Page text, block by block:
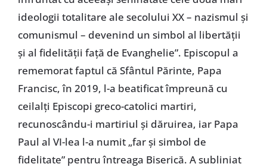
ideologii totalitare ale secolului XX – nazismul și
comunismul – devenind un simbol al libertății
și al fidelității față de Evanghelie”. Episcopul a
rememorat faptul că Sfântul Părinte, Papa
Francisc, în 2019, l-a beatificat împreună cu
ceilalți Episcopi greco-catolici martiri,
recunoscându-i martiriul și dăruirea, iar Papa
Paul al VI-lea l-a numit „far și simbol de
fidelitate” pentru întreaga Biserică. A subliniat